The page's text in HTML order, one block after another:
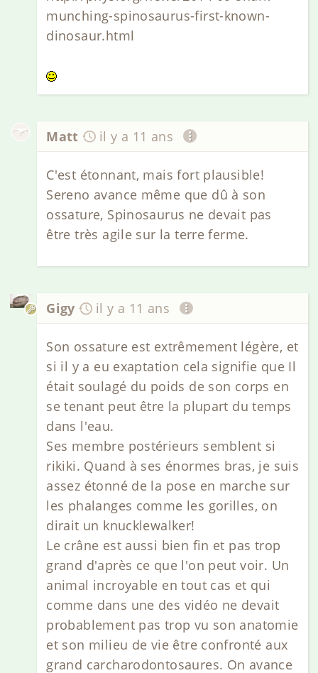
munching-spinosaurus-first-known-
dinosaur.html
Matt il y a 11 ans
C'est étonnant, mais fort plausible!
Sereno avance même que dû à son
ossature, Spinosaurus ne devait pas
être très agile sur la terre ferme.
Gigy il y a 11 ans
Son ossature est extrêmement légère, et
si il y a eu exaptation cela signifie que Il
était soulagé du poids de son corps en
se tenant peut être la plupart du temps
dans l'eau.
Ses membre postérieurs semblent si
rikiki. Quand à ses énormes bras, je suis
assez étonné de la pose en marche sur
les phalanges comme les gorilles, on
dirait un knucklewalker!
Le crâne est aussi bien fin et pas trop
grand d'après ce que l'on peut voir. Un
animal incroyable en tout cas et qui
comme dans une des vidéo ne devait
probablement pas trop vu son anatomie
et son milieu de vie être confronté aux
grand carcharodontosaures. On avance